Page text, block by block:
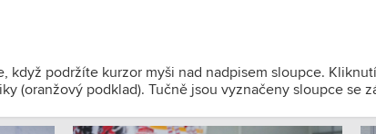
když podržíte kurzor myši nad nadpisem sloupce.
(oranžový podklad). Tučně jsou vyznačeny sloupce se